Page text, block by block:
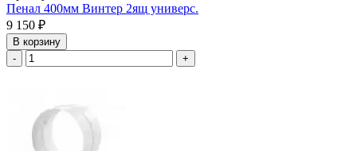
Пенал 400мм Винтер 2ящ универс.
9 150 ₽
В корзину
-
+